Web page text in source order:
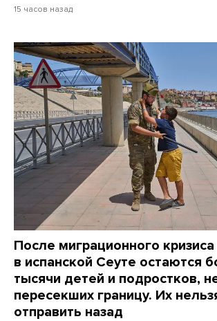
15 часов назад
После миграционного кризиса
в испанской Сеуте остаются
тысячи детей и подростков,
пересекших границу. Их
отправить назад